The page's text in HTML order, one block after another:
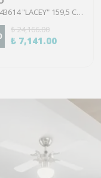
Eglo 43614 "LACEY" 159,5 Cm Yüksekliğinde Çelik, Ahşap Köşe Lambası Lambader
₺ 24,166.00
₺ 7,141.00